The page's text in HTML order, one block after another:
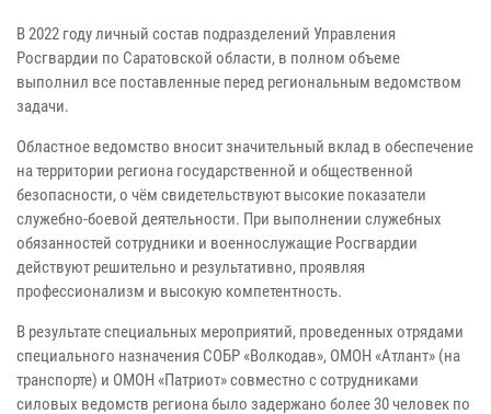
В 2022 году личный состав подразделений Управления
Росгвардии по Саратовской области, в полном объеме
выполнил все поставленные перед региональным ведомством
задачи.
Областное ведомство вносит значительный вклад в обеспечение
на территории региона государственной и общественной
безопасности, о чём свидетельствуют высокие показатели
служебно-боевой деятельности. При выполнении служебных
обязанностей сотрудники и военнослужащие Росгвардии
действуют решительно и результативно, проявляя
профессионализм и высокую компетентность.
В результате специальных мероприятий, проведенных отрядами
специального назначения СОБР «Волкодав», ОМОН «Атлант» (на
транспорте) и ОМОН «Патриот» совместно с сотрудниками
силовых ведомств региона было задержано более 30 человек по